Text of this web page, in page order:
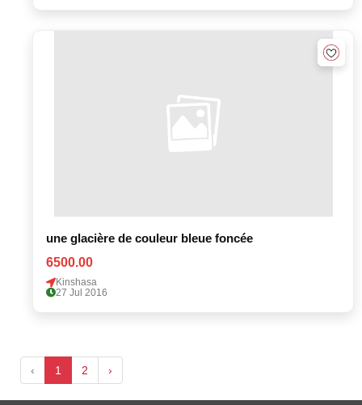
une glacière de couleur bleue foncée
6500.00
Kinshasa
27 Jul 2016
‹ 1 2 ›